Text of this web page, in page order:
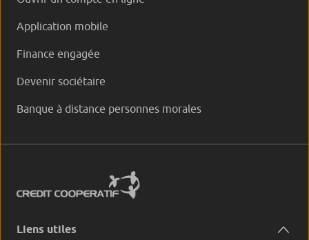
Application mobile
Finance engagée
Devenir sociétaire
Banque à distance personnes morales
Liens utiles